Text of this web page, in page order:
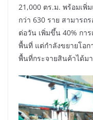
21,000 ตร.ม. พร้อมเพิ่
กว่า 630 ราย สามารถ
ต่อวัน เพิ่มขึ้น 40% กา
พื้นที่ แต่กำลังขยายโอก
พื้นที่กระจายสินค้าได้ม